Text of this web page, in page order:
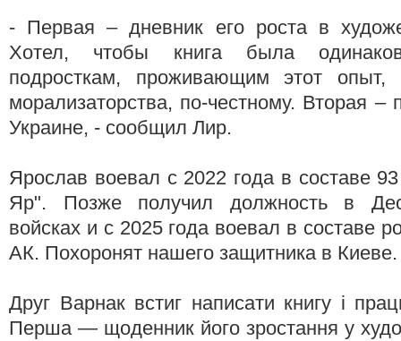
- Первая – дневник его роста в
Хотел, чтобы книга была
подросткам, проживающим этот
морализаторства, по-честному. Вторая –
Украине, - сообщил Лир.
Ярослав воевал с 2022 года в составе
Яр". Позже получил должность в
войсках и с 2025 года воевал в
АК. Похоронят нашего защитника в Киеве.
Друг Варнак встиг написати книгу і
Перша — щоденник його зростання у